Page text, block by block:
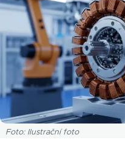
Foto: Ilustrační foto